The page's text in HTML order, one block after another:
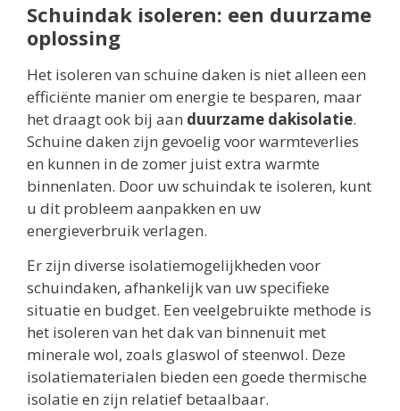
Schuindak isoleren: een duurzame
oplossing
Het isoleren van schuine daken is niet alleen een
efficiënte manier om energie te besparen, maar
het draagt ook bij aan duurzame dakisolatie.
Schuine daken zijn gevoelig voor warmteverlies
en kunnen in de zomer juist extra warmte
binnenlaten. Door uw schuindak te isoleren, kunt
u dit probleem aanpakken en uw
energieverbruik verlagen.
Er zijn diverse isolatiemogelijkheden voor
schuindaken, afhankelijk van uw specifieke
situatie en budget. Een veelgebruikte methode is
het isoleren van het dak van binnenuit met
minerale wol, zoals glaswol of steenwol. Deze
isolatiematerialen bieden een goede thermische
isolatie en zijn relatief betaalbaar.